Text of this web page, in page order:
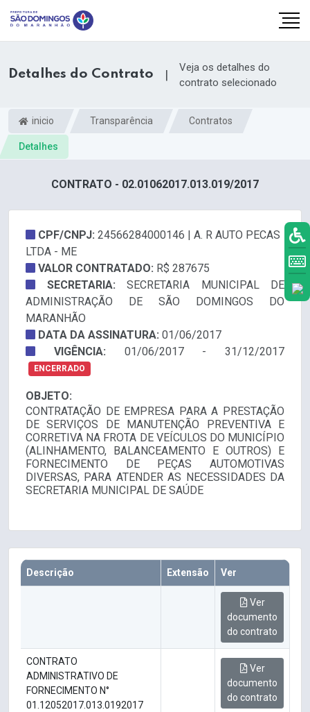
Detalhes do Contrato |
Veja os detalhes do
contrato selecionado
inicio Transparência Contratos
Detalhes
CONTRATO - 02.01062017.013.019/2017
CPF/CNPJ: 24566284000146 | A. R AUTO PECAS
LTDA - ME
VALOR CONTRATADO: R$ 287675
SECRETARIA: SECRETARIA MUNICIPAL DE
ADMINISTRAÇÃO DE SÃO DOMINGOS DO
MARANHÃO
DATA DA ASSINATURA: 01/06/2017
VIGÊNCIA: 01/06/2017 - 31/12/2017
ENCERRADO
OBJETO:
CONTRATAÇÃO DE EMPRESA PARA A PRESTAÇÃO
DE SERVIÇOS DE MANUTENÇÃO PREVENTIVA E
CORRETIVA NA FROTA DE VEÍCULOS DO MUNICÍPIO
(ALINHAMENTO, BALANCEAMENTO E OUTROS) E
FORNECIMENTO DE PEÇAS AUTOMOTIVAS
DIVERSAS, PARA ATENDER AS NECESSIDADES DA
SECRETARIA MUNICIPAL DE SAÚDE
Descrição Extensão Ver
Ver
documento
do contrato
CONTRATO
ADMINISTRATIVO DE
FORNECIMENTO N°
01.12052017.013.0192017
Ver
documento
do contrato